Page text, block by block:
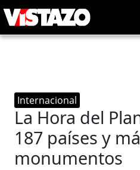
Internacional
La Hora del
187 países y
monumentos